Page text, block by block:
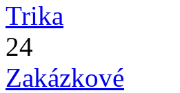
Trika
24
Zakázkové